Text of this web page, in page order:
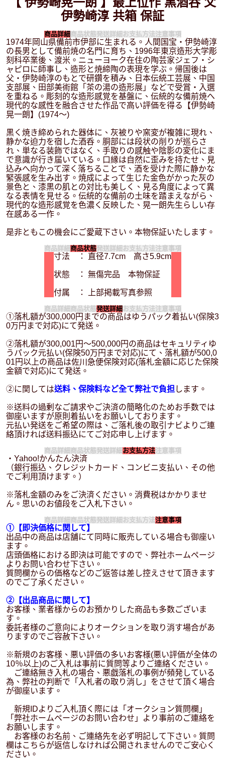
伊勢崎淳 共箱 保証
商品詳細商品状態発送詳細 お支払方法注意事項
1974年岡山県備前市伊部に生まれる。人間国宝・伊勢崎淳
の長男として備前焼の名門に育ち、1996年東京造形大学彫
刻科卒業後、渡米。ニューヨーク在住の陶芸家ジェフ・シ
ャピロに師事し、造形と焼締陶の表現を学ぶ。帰国後は
父・伊勢崎淳のもとで研鑽を積み、日本伝統工芸展、中国
支部展、田部美術館「茶の湯の造形展」などで受賞・入選
を重ねる。彫刻的な造形感覚を基盤に、伝統的な備前焼へ
現代的な感性を融合させた作品で高い評価を得る【伊勢崎
晃一朗】(1974～)
黒く焼き締められた器体に、灰被りや窯変が複雑に現れ、
静かな迫力を宿した酒呑。胴部には段状の削りが巡らさ
れ、単なる装飾ではなく、手取りの感触や陰影の変化にま
で意識が行き届いている。口縁は自然に歪みを持たせ、見
込みへ向かって深く落ちることで、酒を受けた際に静かな
緊張感を生み出す。焼成によって生じた金色がかった灰の
景色と、漆黒の肌との対比も美しく、見る角度によって異
なる表情を見せる。伝統的な備前の土味を踏まえながら、
現代的な造形感覚を色濃く反映した、晃一朗先生らしい存
在感ある一作。
是非ともこの機会にご愛蔵下さい。本物保証いたします。
商品詳細商品状態発送詳細 お支払方法注意事項
寸法 ： 直径7.7cm 高さ5.9cm
状態 ： 無傷完品 本物保証
付属 ： 上部掲載写真参照
商品詳細 商品状態発送詳細 お支払方法注意事項
①落札額が300,000円までの商品はゆうパック着払い(保険3
0万円まで対応)にて発送。
②落札額が300,001円～500,000円の商品はセキュリティゆ
うパック元払い(保険50万円まで対応)にて、落札額が500,0
01円以上の商品は佐川急便保険対応(落札金額に応じた保険
金額で対応)にて発送。
②に関しては送料、保険料など全て弊社で負担 します。
※送料の過剰なご請求やご決済の簡略化のためお手数では
御座いますが原則着払いをお願いしております。
元払い発送をご希望の際は、ご落札後の取引ナビよりご連
絡頂ければ送料振込にてご対応申し上げます。
商品詳細 商品状態発送詳細 お支払方法注意事項
・Yahoo!かんたん決済
（銀行振込、クレジットカード、コンビニ支払い、その他
でご利用頂けます。）
※落札金額のみをご決済ください。消費税はかかりませ
ん。思いのお値段をご入札下さい。
商品詳細 商品状態発送詳細 お支払方法注意事項
①【即決価格に関して】
出品中の商品は店舗にて同時に販売している場合も御座い
ます。
店頭価格における即決は可能ですので、弊社ホームページ
よりお問い合わせ下さい。
質問欄からの価格などのご返答は差し控えさせて頂きます
のでご了承ください。
②【出品商品に関して】
お客様、業者様からのお預かりした商品も多数ございま
す。
委託者様のご意向によりオークションを取り消す場合があ
りますのでご容赦下さい。
※新規のお客様、悪い評価の多いお客様(悪い評価が全体の
10％以上)のご入札は事前に質問等よりご連絡ください。
ご連絡無き入札の場合、悪戯落札の事例が頻発している
為、弊社の判断で「入札者の取り消し」をさせて頂く場合
が御座います。
新規IDよりご入札頂く際には「オークション質問欄」
「弊社ホームページのお問い合わせ」より事前のご連絡を
お願いします。
お客様のお名前、ご連絡先を必ず明記して下さい。質問
欄はこちらが返信しなければ公開されませんのでご安心く
ださい。